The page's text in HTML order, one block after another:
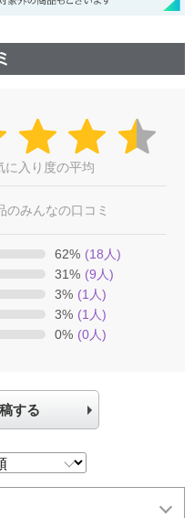
に入り度の平均
のみんなの口コミ
62% (18 人)
31% (9 人)
3% (1 人)
3% (1 人)
0% (0人)
する